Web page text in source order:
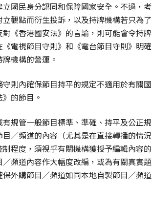
國民身分認同和保障國家安全。不過，考
觀點而衍生投訴，以及持牌機構若只為了
《香港國安法》的言論，則可能會令持牌
電視節目守則》和《電台節目守則》明確
機構的營運。
則內確保節目持平的規定不適用於有關國
的節目。
規管一般節目標準、準確、持平及公正規
／頻道的內容（尤其是在直接轉播的情況
程度，須視乎有關機構獲授予編輯內容的
頻道內容作大幅度改編，或為有關真實題
外購節目／頻道如同本地自製節目／頻道